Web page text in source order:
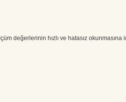
değerlerinin hızlı ve hatasız okunmasına